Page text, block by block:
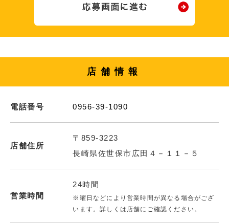
店舗情報
電話番号 0956-39-1090
店舗住所
〒859-3223
長崎県佐世保市広田４－１１－５
営業時間
24時間
※曜日などにより営業時間が異なる場合がござ
います。詳しくは店舗にご確認ください。